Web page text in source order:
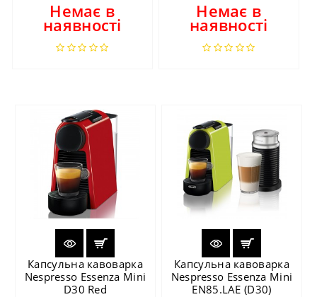
Немає в
наявності
Немає в
наявності
Капсульна кавоварка
Nespresso Essenza Mini
D30 Red
Капсульна кавоварка
Nespresso Essenza Mini
EN85.LAE (D30)